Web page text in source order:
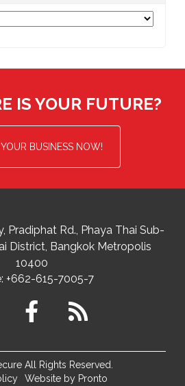
IS YOUR FUTURE?
BUSINESS NOW!
Pradiphat Rd., Phaya Thai Sub-
District, Bangkok Metropolis
10400
+662-615-7005-7
All Rights Reserved.
Website by Pronto